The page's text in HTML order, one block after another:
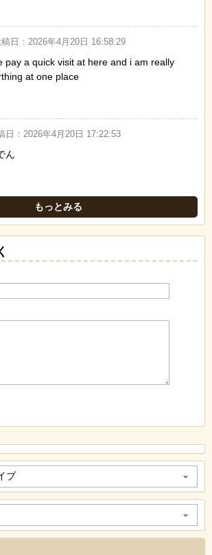
日： 2026年4月20日 16:58:29
pay a quick visit at here and i am really
at one place
日： 2026年4月20日 17:22:53
ん
もっとみる